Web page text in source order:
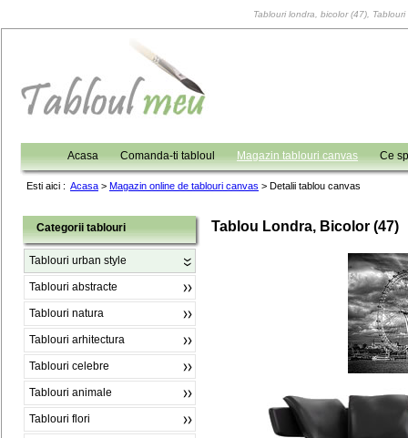
Tablouri londra, bicolor (47),
Acasa Comanda-ti tabloul Magazin tablouri canvas Ce
Esti aici : Acasa > Magazin online de tablouri canvas > Detalii tablou canvas
Categorii tablouri
Tablouri urban style
Tablouri abstracte
Tablouri natura
Tablouri arhitectura
Tablouri celebre
Tablouri animale
Tablouri flori
Tablou Londra, Bicolor (47)